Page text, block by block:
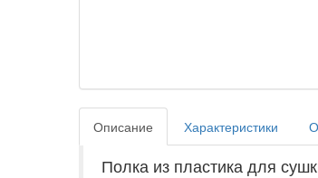
Описание Характеристики
Полка из пластика для